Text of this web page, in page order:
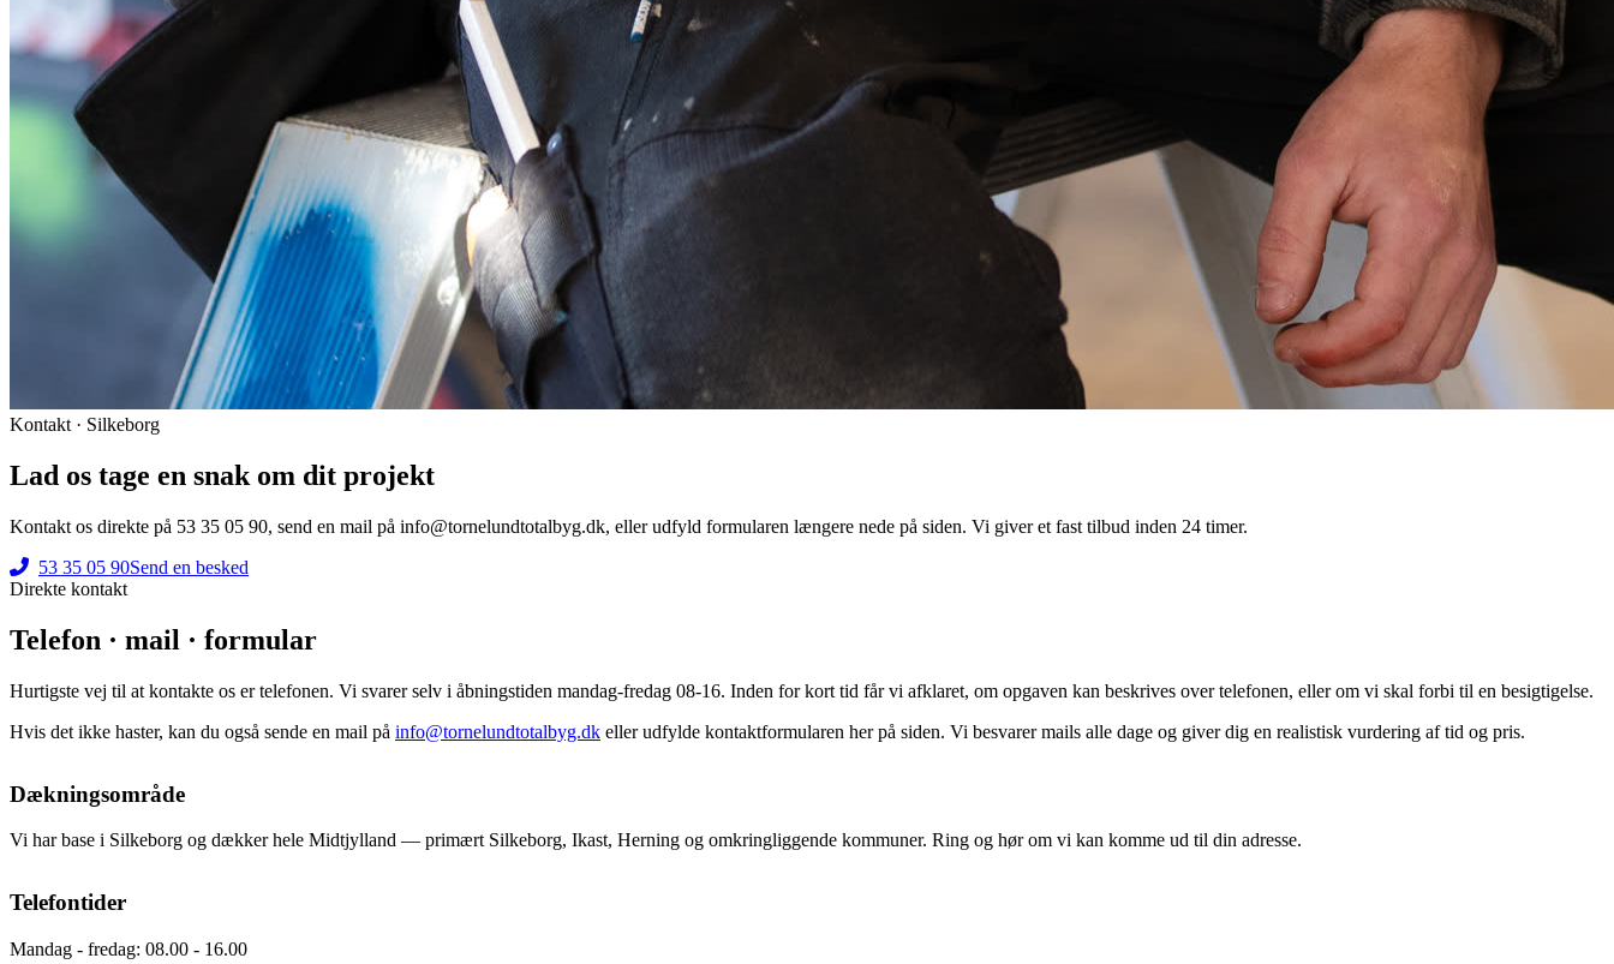
Kontakt · Silkeborg
Lad os tage en snak om dit projekt
Kontakt os direkte på 53 35 05 90, send en mail på info@tornelundtotalbyg.dk, eller udfyld formularen længere nede på siden. Vi giver et fast tilbud inden 24 timer.
53 35 05 90Send en besked
Direkte kontakt
Telefon · mail · formular
Hurtigste vej til at kontakte os er telefonen. Vi svarer selv i åbningstiden mandag-fredag 08-16. Inden for kort tid får vi afklaret, om opgaven kan beskrives over telefonen, eller om vi skal forbi til en besigtigelse.
Hvis det ikke haster, kan du også sende en mail på info@tornelundtotalbyg.dk eller udfylde kontaktformularen her på siden. Vi besvarer mails alle dage og giver dig en realistisk vurdering af tid og pris.
Dækningsområde
Vi har base i Silkeborg og dækker hele Midtjylland — primært Silkeborg, Ikast, Herning og omkringliggende kommuner. Ring og hør om vi kan komme ud til din adresse.
Telefontider
Mandag - fredag: 08.00 - 16.00